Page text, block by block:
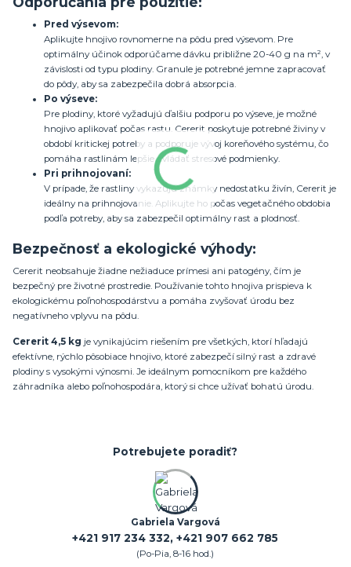
Pred výsevom:
Aplikujte hnojivo rovnomerne na pôdu pred výsevom. Pre
optimálny účinok odporúčame dávku približne 20-40 g na m², v
závislosti od typu plodiny. Granule je potrebné jemne zapracovať
do pôdy, aby sa zabezpečila dobrá absorpcia.
Po výseve:
Pre plodiny, ktoré vyžadujú ďalšiu podporu po výseve, je možné
hnojivo aplikovať počas rastu. Cererit poskytuje potrebné živiny v
období kritickej potreby a podporuje vývoj koreňového systému, čo
pomáha rastlinám lepšie zvládať stresové podmienky.
Pri prihnojovaní:
V prípade, že rastliny vykazujú známky nedostatku živín, Cererit je
ideálny na prihnojovanie. Aplikujte ho počas vegetačného obdobia
podľa potreby, aby sa zabezpečil optimálny rast a plodnosť.
Bezpečnosť a ekologické výhody:
Cererit neobsahuje žiadne nežiaduce prímesi ani patogény, čím je
bezpečný pre životné prostredie. Používanie tohto hnojiva prispieva k
ekologickému poľnohospodárstvu a pomáha zvyšovať úrodu bez
negatívneho vplyvu na pôdu.
Cererit 4,5 kg je vynikajúcim riešením pre všetkých, ktorí hľadajú
efektívne, rýchlo pôsobiace hnojivo, ktoré zabezpečí silný rast a zdravé
plodiny s vysokými výnosmi. Je ideálnym pomocníkom pre každého
záhradníka alebo poľnohospodára, ktorý si chce užívať bohatú úrodu.
Potrebujete poradiť?
Gabriela Vargová
+421 917 234 332, +421 907 662 785
(Po-Pia, 8-16 hod.)